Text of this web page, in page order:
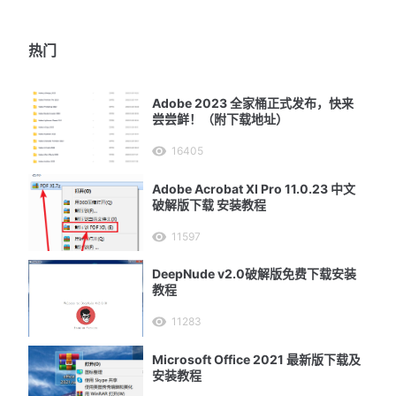
热门
Adobe 2023 全家桶正式发布，快来
尝尝鲜！（附下载地址）
16405
Adobe Acrobat XI Pro 11.0.23 中文
破解版下载 安装教程
11597
DeepNude v2.0破解版免费下载安装
教程
11283
Microsoft Office 2021 最新版下载及
安装教程